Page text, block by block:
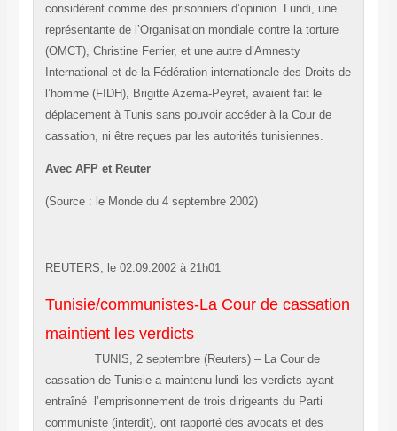
considèrent comme des prisonniers d’opinion. Lundi, une
représentante de l’Organisation mondiale contre la torture
(OMCT), Christine Ferrier, et une autre d’Amnesty
International et de la Fédération internationale des Droits de
l’homme (FIDH), Brigitte Azema-Peyret, avaient fait le
déplacement à Tunis sans pouvoir accéder à la Cour de
cassation, ni être reçues par les autorités tunisiennes.
Avec AFP et Reuter
(Source : le Monde du 4 septembre 2002)
REUTERS, le 02.09.2002 à 21h01
Tunisie/communistes-La Cour de cassation
maintient les verdicts
TUNIS, 2 septembre (Reuters) – La Cour de
cassation de Tunisie a maintenu lundi les verdicts ayant
entraîné l’emprisonnement de trois dirigeants du Parti
communiste (interdit), ont rapporté des avocats et des